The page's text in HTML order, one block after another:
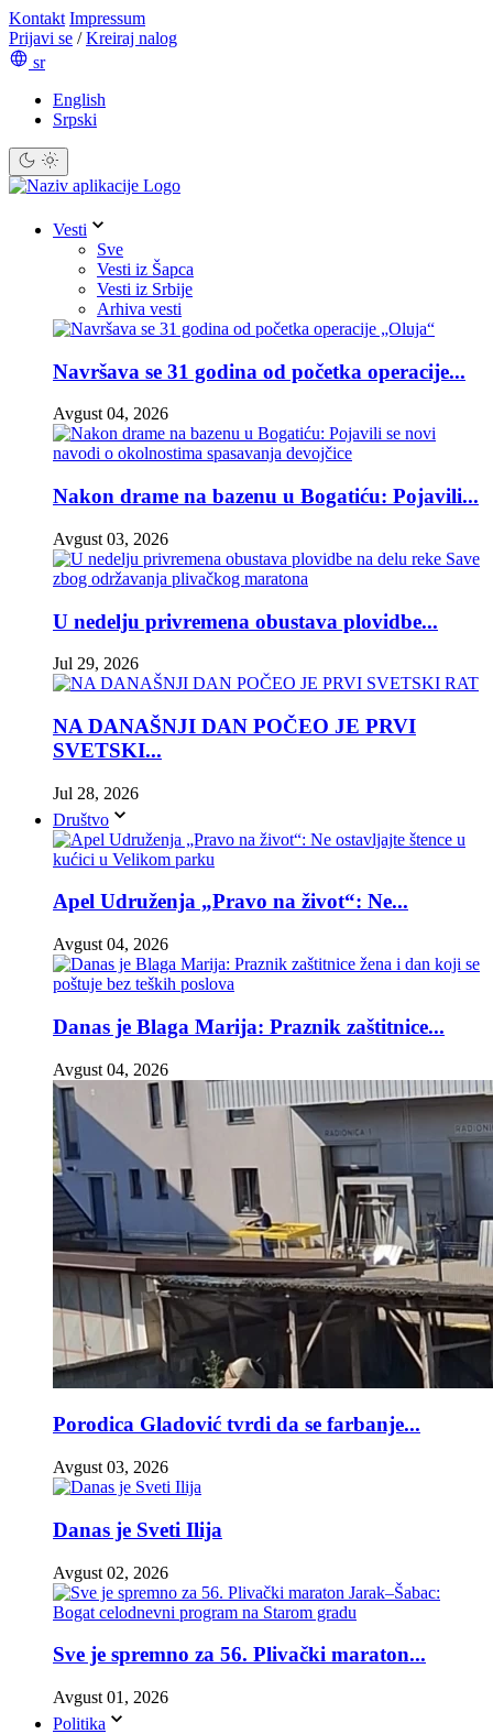
Kontakt Impressum
Prijavi se / Kreiraj nalog
sr
English
Srpski
Vesti
Sve
Vesti iz Šapca
Vesti iz Srbije
Arhiva vesti
Navršava se 31 godina od početka operacije...
Avgust 04, 2026
Nakon drame na bazenu u Bogatiću: Pojavili...
Avgust 03, 2026
U nedelju privremena obustava plovidbe...
Jul 29, 2026
NA DANAŠNJI DAN POČEO JE PRVI
SVETSKI...
Jul 28, 2026
Društvo
Apel Udruženja „Pravo na život“: Ne...
Avgust 04, 2026
Danas je Blaga Marija: Praznik zaštitnice...
Avgust 04, 2026
Porodica Gladović tvrdi da se farbanje...
Avgust 03, 2026
Danas je Sveti Ilija
Avgust 02, 2026
Sve je spremno za 56. Plivački maraton...
Avgust 01, 2026
Politika